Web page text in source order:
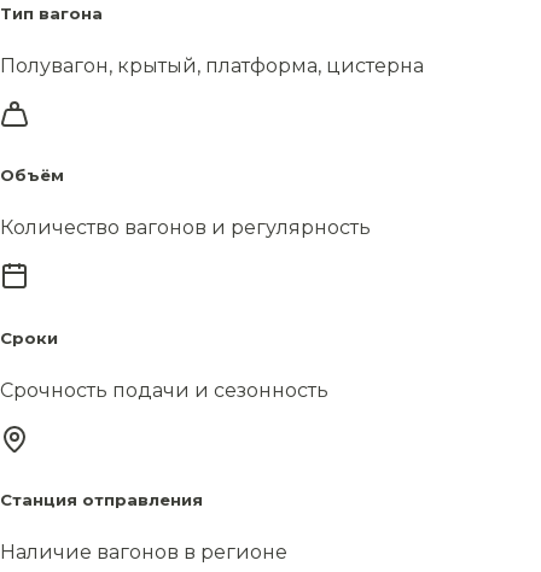
Тип вагона
Полувагон, крытый, платформа, цистерна
Объём
Количество вагонов и регулярность
Сроки
Срочность подачи и сезонность
Станция отправления
Наличие вагонов в регионе